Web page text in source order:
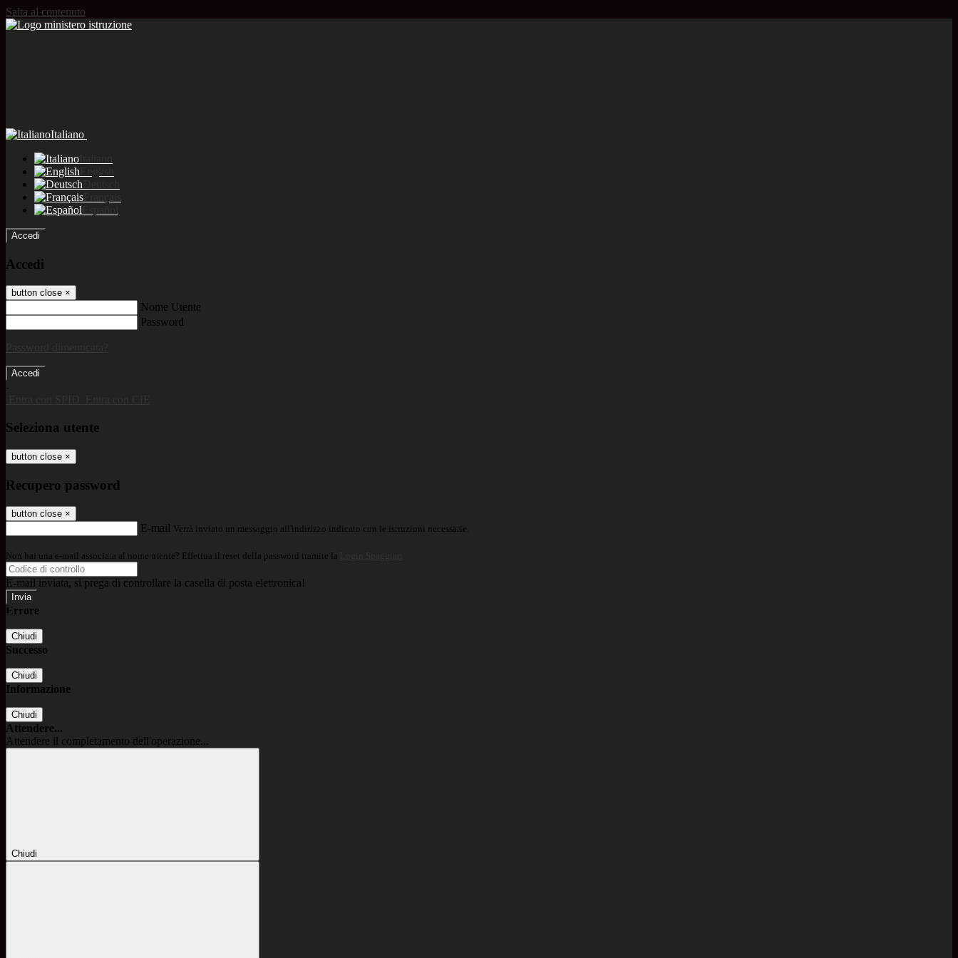
Salta al contenuto
Italiano
Accedi
Accedi
button close ×
Nome Utente
Password
-
Seleziona utente
button close ×
Recupero password
button close ×
E-mail Verrà inviato un messaggio all'indirizzo indicato con le istruzioni necessarie.
Non hai una e-mail associata al nome utente? Effettua il reset della password tramite la
E-mail inviata, si prega di controllare la casella di posta elettronica!
Errore
Chiudi
Successo
Chiudi
Informazione
Chiudi
Attendere...
Attendere il completamento dell'operazione...
Chiudi